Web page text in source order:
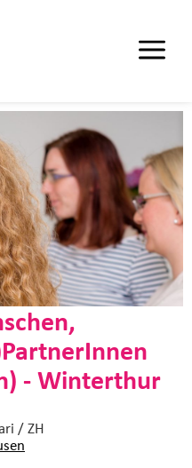
- Winterthur
/ ZH